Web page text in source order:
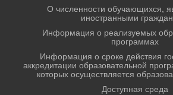
О численности обучающихся,
иностранными
Информация о реализуемых
программах
Информация о сроке действия
аккредитации образовательной
которых осуществляется
Доступная среда